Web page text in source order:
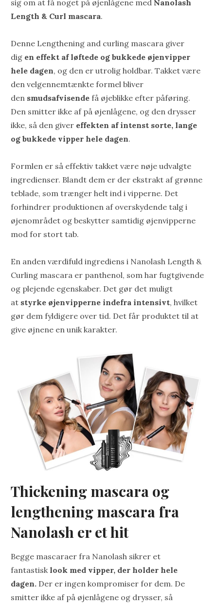
sig om at få noget på øjenlågene med Nanolash
Length & Curl mascara.
Denne Lengthening and curling mascara giver
dig en effekt af løftede og bukkede øjenvipper
hele dagen, og den er utrolig holdbar. Takket være
den velgennemtænkte formel bliver
den smudsafvisendefå øjeblikke efter påføring.
Den smitter ikke af på øjenlågene, og den drysser
ikke, så den giver effekten af intenst sorte, lange
og bukkede vipper hele dagen.
Formlen er så effektiv takket være nøje udvalgte
ingredienser. Blandt dem er der ekstrakt af grønne
teblade, som trænger helt ind i vipperne. Det
forhindrer produktionen af overskydende talg i
øjenområdet og beskytter samtidig øjenvipperne
mod for stort tab.
En anden værdifuld ingrediens i Nanolash Length &
Curling mascara er panthenol, som har fugtgivende
og plejende egenskaber. Det gør det muligt
at styrke øjenvipperne indefra intensivt, hvilket
gør dem fyldigere over tid. Det får produktet til at
give øjnene en unik karakter.
Thickening mascara og
lengthening mascara fra
Nanolash er et hit
Begge mascaraer fra Nanolash sikrer et
fantastisklook med vipper, der holder hele
dagen. Der er ingen kompromiser for dem. De
smitter ikke af på øjenlågene og drysser, så